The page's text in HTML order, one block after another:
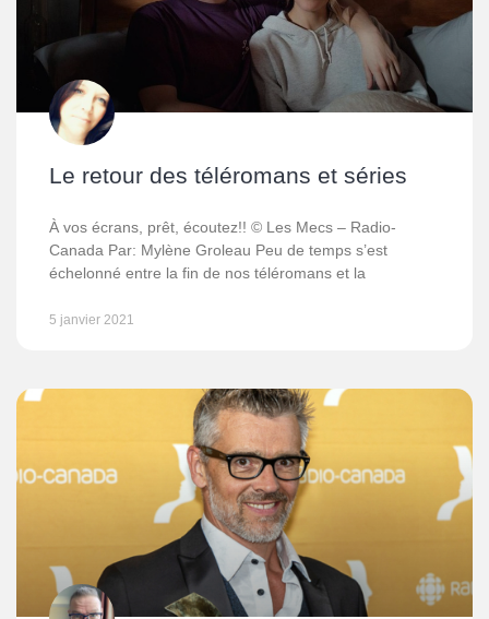
Le retour des téléromans et séries
À vos écrans, prêt, écoutez!! © Les Mecs – Radio-
Canada Par: Mylène Groleau Peu de temps s’est
échelonné entre la fin de nos téléromans et la
5 janvier 2021